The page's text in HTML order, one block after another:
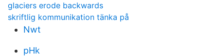
glaciers erode backwards
skriftlig kommunikation tänka på
Nwt
pHk